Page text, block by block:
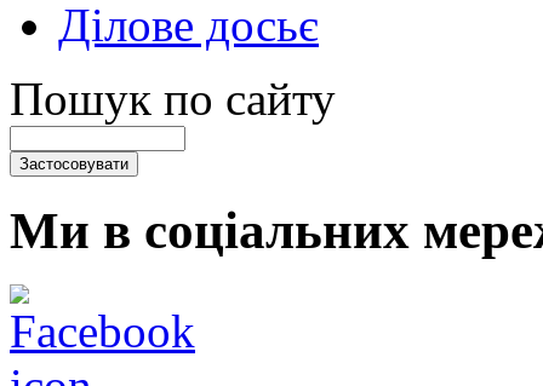
Ділове досьє
Пошук по сайту
Ми в соціальних